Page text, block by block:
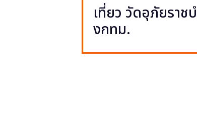
เที่ยว วัดอุภัยรา
งกทม.